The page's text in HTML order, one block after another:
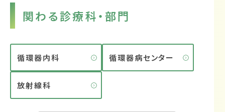
関わる診療科・部門
循環器内科 循環器病センター
放射線科